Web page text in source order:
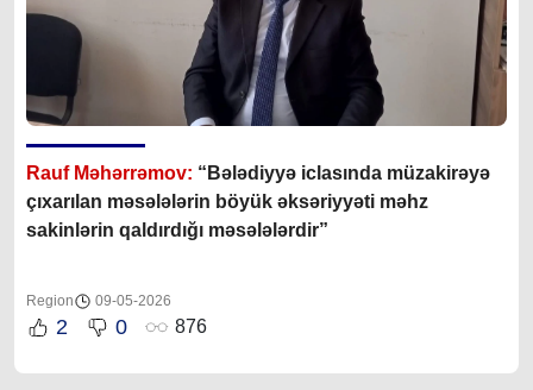
Rauf Məhərrəmov: “Bələdiyyə iclasında müzakirəyə
çıxarılan məsələlərin böyük əksəriyyəti məhz
sakinlərin qaldırdığı məsələlərdir”
Region 09-05-2026
2 0 876